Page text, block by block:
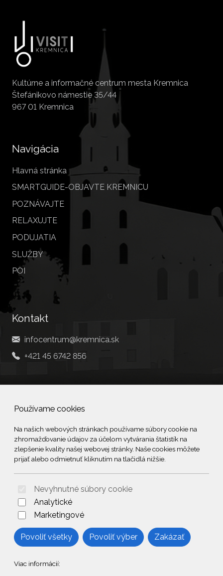
Používame cookies
Na našich webových stránkach používame súbory cookie na
zhromažďovanie údajov za účelom vytvárania štatistík na
zlepšenie kvality našej webovej stránky. Naše cookies môžete
prijať alebo odmietnuť kliknutím na tlačidlá nižšie.
Nevyhnutné súbory cookie
Analytické
Marketingové
Povoliť všetky Povoliť výber Zakázať
Viac informácií:
Kultúrne a informačné centrum mesta Kremnica
Štefánikovo námestie 35/44
967 01 Kremnica
Navigácia
Hlavná stránka
SMARTGUIDE-OBJAVTE KREMNICU
POZNÁVAJTE
RELAXUJTE
PODUJATIA
SLUŽBY
POI
Kontakt
infocentrum@kremnica.sk
+421 45 6742 856
Social
Facebook
© 2026 Arrabella s.r.o., mayabella s.r.o., Všetky práva vyhradené.
Hosting: - Web: